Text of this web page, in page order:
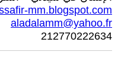
mm.blogspot.com
aladalamm@yahoo.fr
212770222634